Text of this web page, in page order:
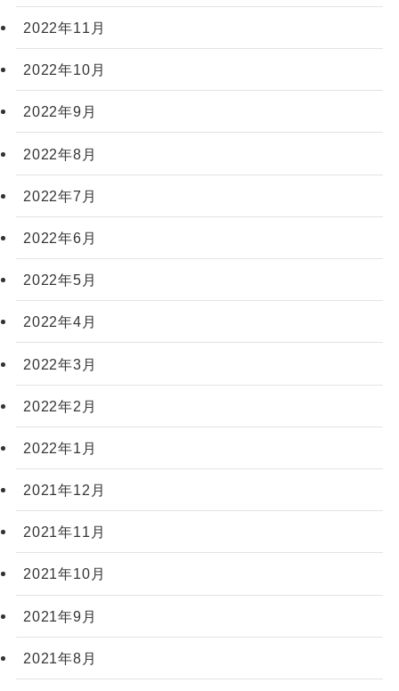
2022年11月
2022年10月
2022年9月
2022年8月
2022年7月
2022年6月
2022年5月
2022年4月
2022年3月
2022年2月
2022年1月
2021年12月
2021年11月
2021年10月
2021年9月
2021年8月